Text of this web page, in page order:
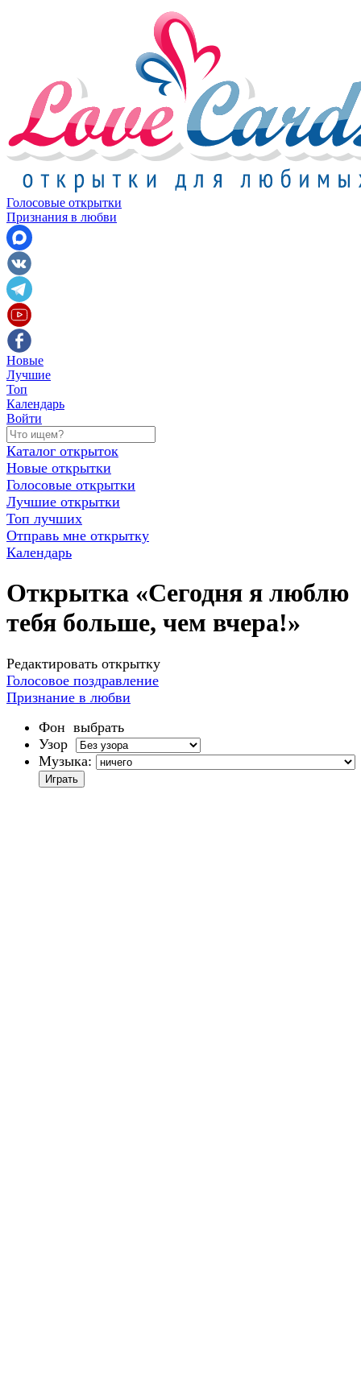
Голосовые открытки
Признания в любви
Новые
Лучшие
Топ
Календарь
Войти
Каталог открыток
Новые открытки
Голосовые открытки
Лучшие открытки
Топ лучших
Отправь мне открытку
Календарь
Открытка «Сегодня я люблю
тебя больше, чем вчера!»
Редактировать открытку
Голосовое поздравление
Признание в любви
Фон выбрать
Узор
Музыка: